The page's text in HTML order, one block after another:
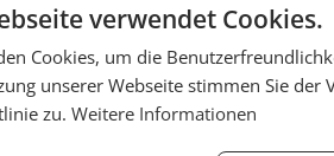
verwendet Cookies.
Cookies, um die
unserer Webseite stimmen Sie der
zu. Weitere Informationen